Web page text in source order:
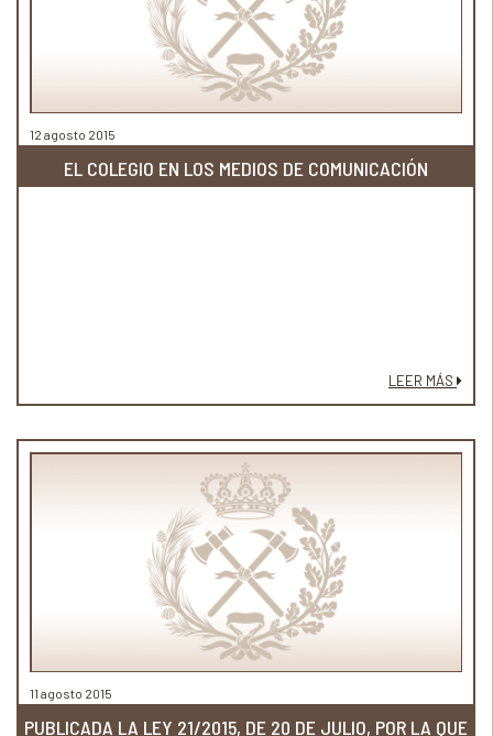
12 agosto 2015
EL COLEGIO EN LOS MEDIOS DE COMUNICACIÓN
LEER MÁS
11 agosto 2015
PUBLICADA LA LEY 21/2015, DE 20 DE JULIO, POR LA QUE